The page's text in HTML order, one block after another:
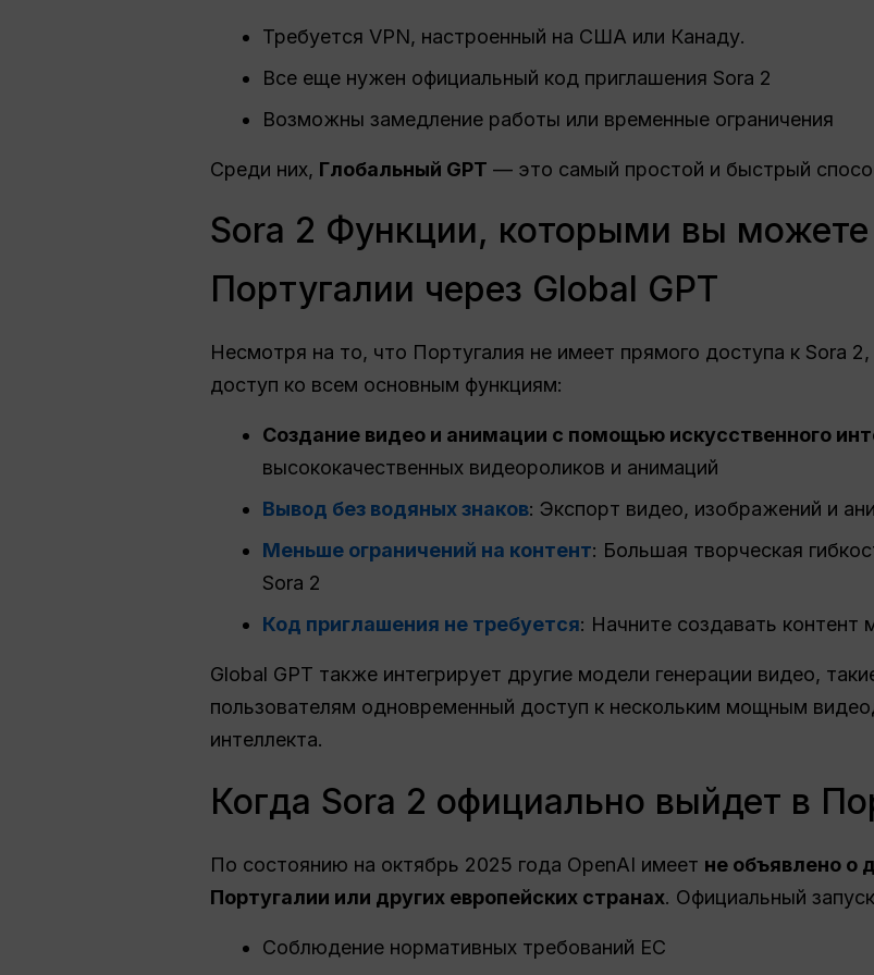
Требуется VPN, настроенный на США или Канаду.
Все еще нужен официальный код приглашения Sora 2
Возможны замедление работы или временные ограничения
Среди них, Глобальный GPT — это самый простой и быстрый
Sora 2 Функции, которыми вы можете
Португалии через Global GPT
Несмотря на то, что Португалия не имеет прямого доступа к Sora
доступ ко всем основным функциям:
Создание видео и анимации с помощью искусственного
высококачественных видеороликов и анимаций
Вывод без водяных знаков: Экспорт видео, изображений и
Меньше ограничений на контент: Большая творческая
Sora 2
Код приглашения не требуется: Начните создавать контент
Global GPT также интегрирует другие модели генерации видео,
пользователям одновременный доступ к нескольким мощным
интеллекта.
Когда Sora 2 официально выйдет в
По состоянию на октябрь 2025 года OpenAI имеет не объявлено о
Португалии или других европейских странах. Официальный
Соблюдение нормативных требований ЕС